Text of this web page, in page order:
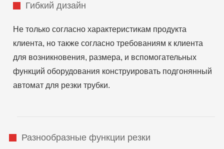
Гибкий дизайн
Не только согласно характеристикам продукта
клиента, но также согласно требованиям к клиента
для возникновения, размера, и вспомогательных
функций оборудования конструировать подгонянный
автомат для резки трубки.
Разнообразные функции резки